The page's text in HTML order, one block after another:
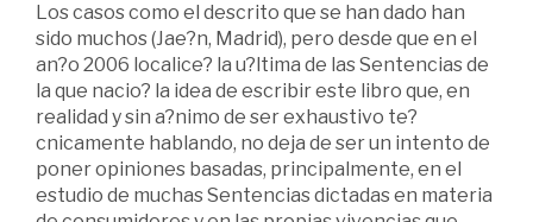
Los casos como el descrito que se han dado han
sido muchos (Jae?n, Madrid), pero desde que en el
an?o 2006 localice? la u?ltima de las Sentencias de
la que nacio? la idea de escribir este libro que, en
realidad y sin a?nimo de ser exhaustivo te?
cnicamente hablando, no deja de ser un intento de
poner opiniones basadas, principalmente, en el
estudio de muchas Sentencias dictadas en materia